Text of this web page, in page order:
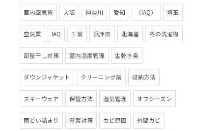
室内空気質 大阪 神奈川 愛知 （IAQ） 埼玉
空気質 IAQ 千葉 兵庫県 北海道 冬の洗濯物
部屋干し対策 室内湿度管理 生乾き臭
ダウンジャケット クリーニング前 収納方法
スキーウェア 保管方法 湿気管理 オフシーズン
雨どい詰まり 雪害対策 カビ原因 外壁カビ